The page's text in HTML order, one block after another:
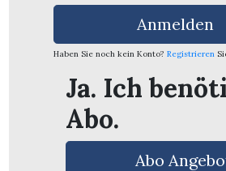
Anmelden
Haben Sie noch kein Konto? Registrieren
Ja. Ich
Abo.
Abo